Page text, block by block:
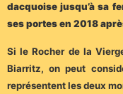
dacquoise jusqu’à sa
ses portes en 2018
Si le Rocher de la
Biarritz, on peut
représentent les deux